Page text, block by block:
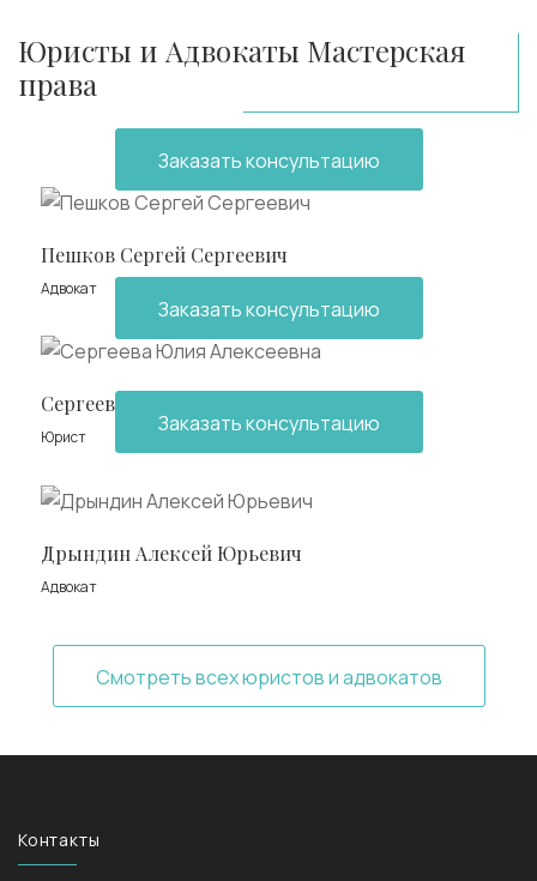
Юристы и Адвокаты Мастерская
права
Пешков Сергей Сергеевич
Адвокат
Заказать консультацию
Сергеева Юлия Алексеевна
Юрист
Заказать консультацию
Дрындин Алексей Юрьевич
Адвокат
Заказать консультацию
Смотреть всех юристов и адвокатов
Контакты